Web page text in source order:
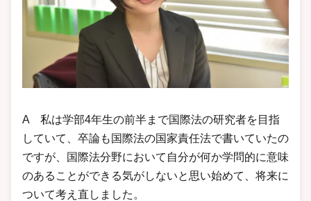
A 私は学部4年生の前半まで国際法の研究者を目指
していて、卒論も国際法の国家責任法で書いていたの
ですが、国際法分野において自分が何か学問的に意味
のあることができる気がしないと思い始めて、将来に
ついて考え直しました。